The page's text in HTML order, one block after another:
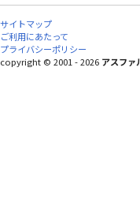
サイトマップ
ご利用にあたって
プライバシーポリシー
copyright © 2001 - 2026 アスファ